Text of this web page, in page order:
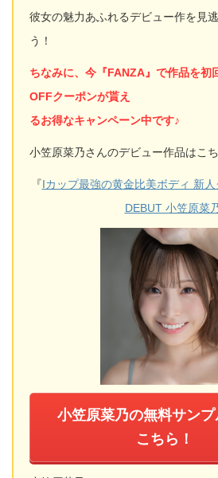
彼女の魅力あふれるデビュー作を見
う！
ちなみに、今『FANZA』で作品を初
OFFクーポンが貰え
るお得なキャンペーン中です♪
小笠原菜乃さんのデビュー作品はこち
『Iカップ最強の黄金比美ボディ 新
DEBUT 小笠原菜
小笠原菜乃の無料サン
こちら！